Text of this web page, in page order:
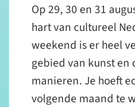
Op 29, 30 en 31
hart van cultureel
weekend is er heel
gebied van kunst
manieren. Je hoeft
volgende maand te